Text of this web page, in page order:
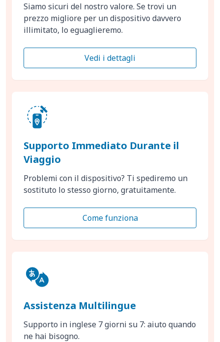
Siamo sicuri del nostro valore. Se trovi un
prezzo migliore per un dispositivo davvero
illimitato, lo eguaglieremo.
Vedi i dettagli
Supporto Immediato Durante il
Viaggio
Problemi con il dispositivo? Ti spediremo un
sostituto lo stesso giorno, gratuitamente.
Come funziona
Assistenza Multilingue
Supporto in inglese 7 giorni su 7: aiuto quando
ne hai bisogno.